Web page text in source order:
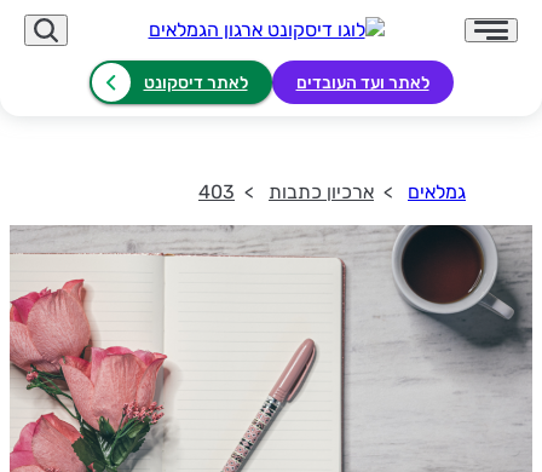
לאתר ועד העובדים לאתר דיסקונט
גמלאים ארכיון כתבות 403